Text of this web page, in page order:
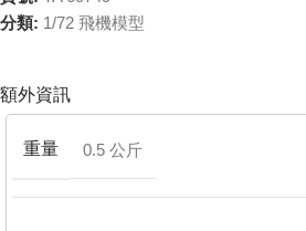
分類: 1/72 飛機模型
額外資訊
重量 0.5 公斤